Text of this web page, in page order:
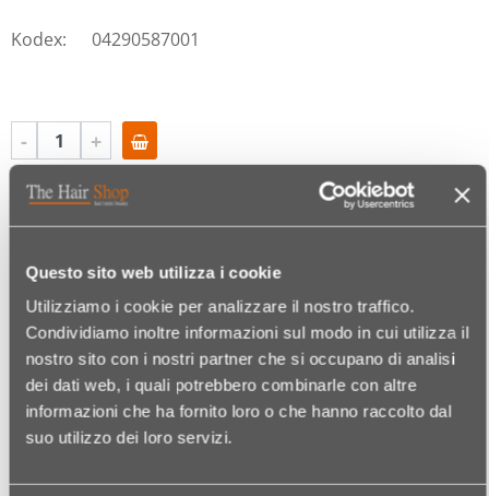
Questo sito web utilizza i cookie
Utilizziamo i cookie per analizzare il nostro traffico.
Condividiamo inoltre informazioni sul modo in cui utilizza il
nostro sito con i nostri partner che si occupano di analisi
dei dati web, i quali potrebbero combinarle con altre
informazioni che ha fornito loro o che hanno raccolto dal
suo utilizzo dei loro servizi.
Kodex: 04290587001
Quantità
ZUGEHÖRIGE ARTIKEL
ÄHNLICHE ARTIKEL ZUBEHÖR
Kodex:04290587002
EUROSTIL NACKENWEDEL GROSS MIT